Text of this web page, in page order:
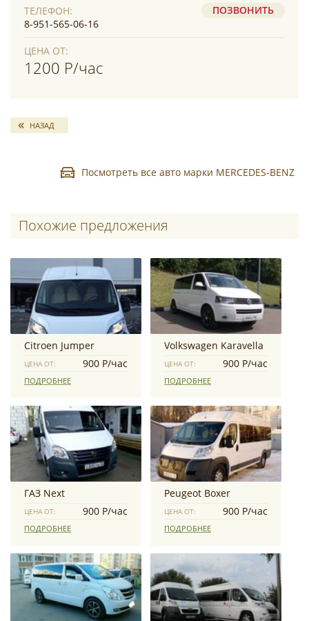
ТЕЛЕФОН:
8-951-565-06-16
ПОЗВОНИТЬ
ЦЕНА ОТ:
1200 Р/час
НАЗАД
Посмотреть все авто марки MERCEDES-BENZ
Похожие предложения
Citroen Jumper
ЦЕНА ОТ: 900 Р/час
ПОДРОБНЕЕ
Volkswagen Karavella
ЦЕНА ОТ: 900 Р/час
ПОДРОБНЕЕ
ГАЗ Next
ЦЕНА ОТ: 900 Р/час
ПОДРОБНЕЕ
Peugeot Boxer
ЦЕНА ОТ: 900 Р/час
ПОДРОБНЕЕ